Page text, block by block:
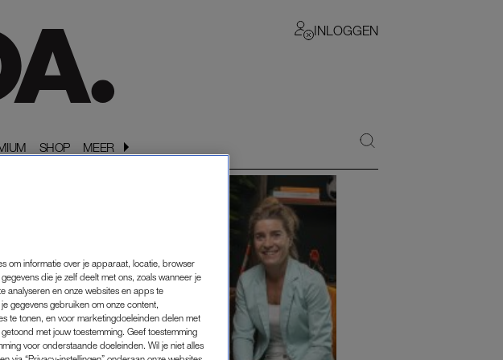
INLOGGEN
SHOP
SHOP MEER
MEER
om informatie over je apparaat, locatie, browser
die je zelf deelt met ons, zoals wanneer je
analyseren en onze websites en apps te
gegevens gebruiken om onze content,
te tonen, en voor marketingdoeleinden delen met
met jouw toestemming. Geef toestemming
voor onderstaande doeleinden. Wil je niet alles